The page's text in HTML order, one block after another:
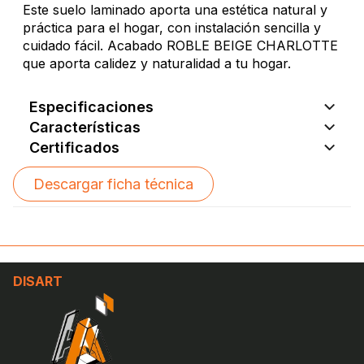
Este suelo laminado aporta una estética natural y
práctica para el hogar, con instalación sencilla y
cuidado fácil. Acabado ROBLE BEIGE CHARLOTTE
que aporta calidez y naturalidad a tu hogar.
Especificaciones
Características
Certificados
Descargar ficha técnica
DISART